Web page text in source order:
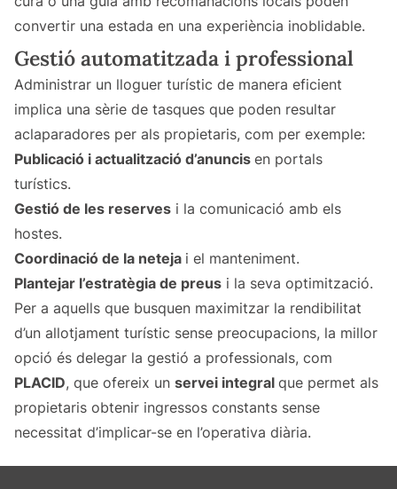
convertir una estada en una experiència inoblidable.
Gestió automatitzada i professional
Administrar un lloguer turístic de manera eficient
implica una sèrie de tasques que poden resultar
aclaparadores per als propietaris, com per exemple:
Publicació i actualització d’anuncis en portals
turístics.
Gestió de les reserves i la comunicació amb els
hostes.
Coordinació de la neteja i el manteniment.
Plantejar l’estratègia de preus i la seva optimització.
Per a aquells que busquen maximitzar la rendibilitat
d’un allotjament turístic sense preocupacions, la millor
opció és delegar la gestió a professionals, com
PLACID, que ofereix un servei integral que permet als
propietaris obtenir ingressos constants sense
necessitat d’implicar-se en l’operativa diària.